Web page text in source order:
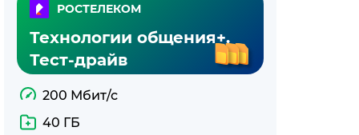
РОСТЕЛЕКОМ
Технологии общения+.
Тест-драйв
200 Мбит/с
40 ГБ